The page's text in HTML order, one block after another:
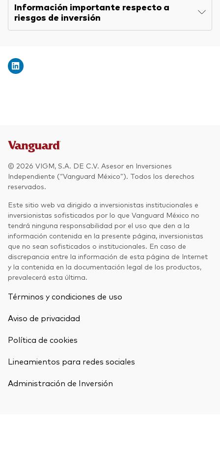
Información importante respecto a
riesgos de inversión
© 2026 VIGM, S.A. DE C.V. Asesor en Inversiones
Independiente (“Vanguard México”). Todos los derechos
reservados.
Este sitio web va dirigido a inversionistas institucionales e
inversionistas sofisticados por lo que Vanguard México no
tendrá ninguna responsabilidad por el uso que den a la
información contenida en la presente página, inversionistas
que no sean sofisticados o institucionales. En caso de
discrepancia entre la información de esta página de Internet
y la contenida en la documentación legal de los productos,
prevalecerá esta última.
Términos y condiciones de uso
Aviso de privacidad
Política de cookies
Lineamientos para redes sociales
Administración de Inversión